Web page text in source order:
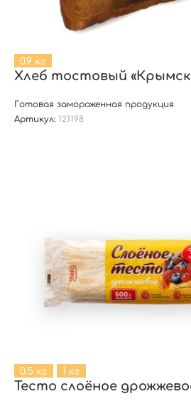
0.9 кг
Хлеб тостовый
Готовая замороженная продукция
Артикул: 121198
0.5 кг 1 кг
Тесто слоёное